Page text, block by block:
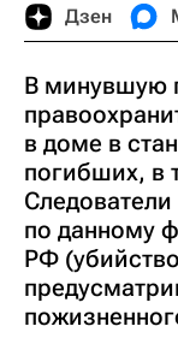
Дзен
В минувшую
в доме в
погибших, в
по данному
РФ